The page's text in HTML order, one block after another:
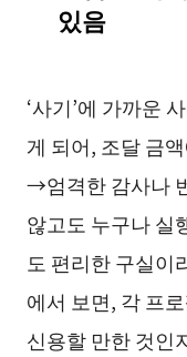
있음
‘사기’에 가까운
게 되어, 조달 금
→엄격한 감사나
않고도 누구나 실
도 편리한 구실이
에서 보면, 각 프
신용할 만한 것인